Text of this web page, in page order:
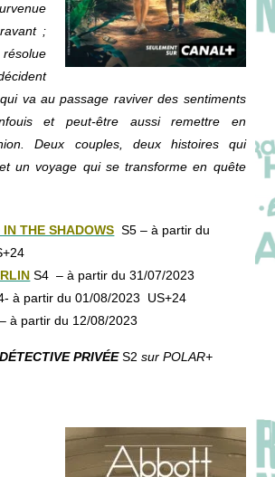
;
va au passage raviver des sentiments
et peut-être aussi remettre en
Deux couples, deux histoires qui
un voyage qui se transforme en quête
THE SHADOWS S5 – à partir du
S4 – à partir du 31/07/2023
à partir du 01/08/2023 US+24
à partir du 12/08/2023
PRIVÉES2sur POLAR+